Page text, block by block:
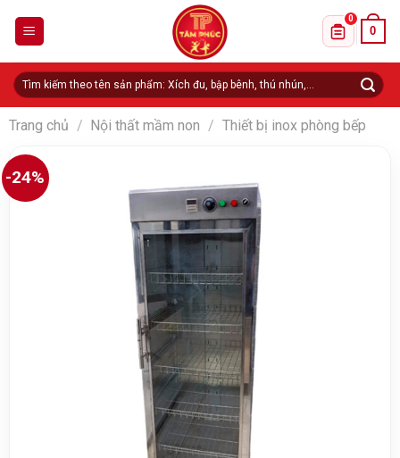
0
Danh sách
0
Tìm
kiếm:
Trang chủ / Nội thất mầm non / Thiết bị inox phòng bếp
-24%